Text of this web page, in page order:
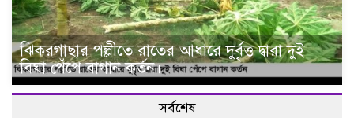
ঝিকরগাছার পল্লীতে রাতের আধারে দুর্বৃত্ত দ্বারা দুই
বিঘা পেঁপে বাগান কর্তন।
সর্বশেষ